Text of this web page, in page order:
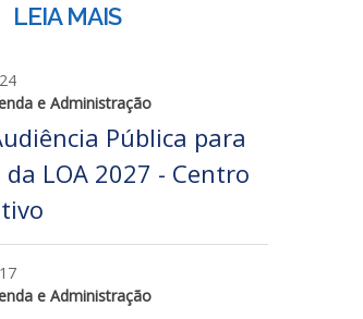
LEIA MAIS
e Administração
Pública para
LOA 2027 - Centro
e Administração